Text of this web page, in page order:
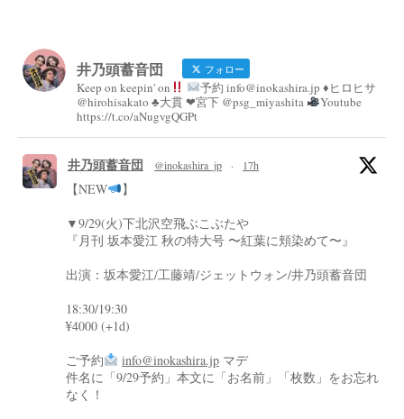
井乃頭蓄音団 フォロー
Keep on keepin' on
予約 info@inokashira.jp ♦︎ヒロヒサ
@hirohisakato ♣︎大貫 ❤︎宮下 @psg_miyashita
Youtube
https://t.co/aNugvgQGPt
井乃頭蓄音団 @inokashira_jp · 17h
【NEW
】
▼9/29(火)下北沢空飛ぶこぶたや
『月刊 坂本愛江 秋の特大号 〜紅葉に頬染めて〜』
出演：坂本愛江/工藤靖/ジェットウォン/井乃頭蓄音団
18:30/19:30
¥4000 (+1d)
ご予約
info@inokashira.jp マデ
件名に「9/29予約」本文に「お名前」「枚数」をお忘れ
なく！